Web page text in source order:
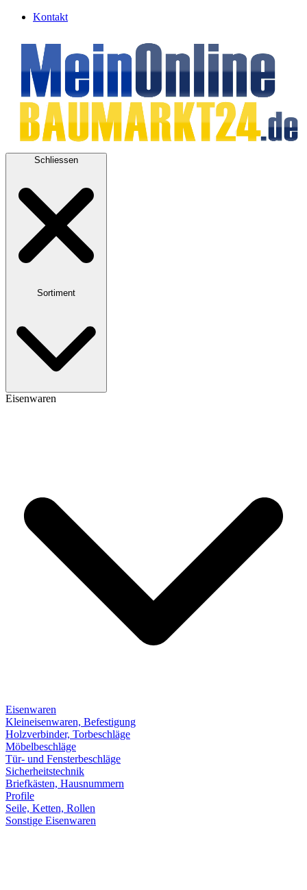
Kontakt
Schliessen
Sortiment
Eisenwaren
Eisenwaren
Kleineisenwaren, Befestigung
Holzverbinder, Torbeschläge
Möbelbeschläge
Tür- und Fensterbeschläge
Sicherheitstechnik
Briefkästen, Hausnummern
Profile
Seile, Ketten, Rollen
Sonstige Eisenwaren